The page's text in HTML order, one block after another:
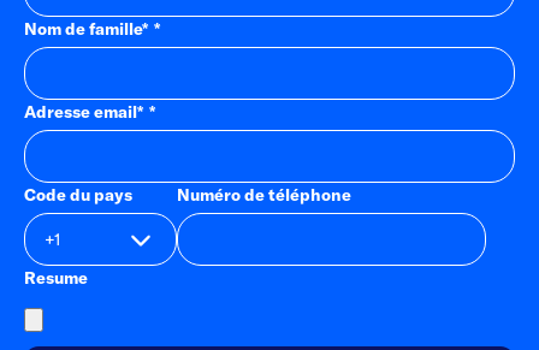
Nom de famille*
Adresse email*
Code du pays Numéro de téléphone
Resume